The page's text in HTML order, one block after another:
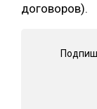
договоров).